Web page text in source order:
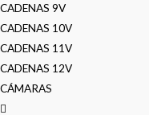
CADENAS 9V
CADENAS 10V
CADENAS 11V
CADENAS 12V
CÁMARAS